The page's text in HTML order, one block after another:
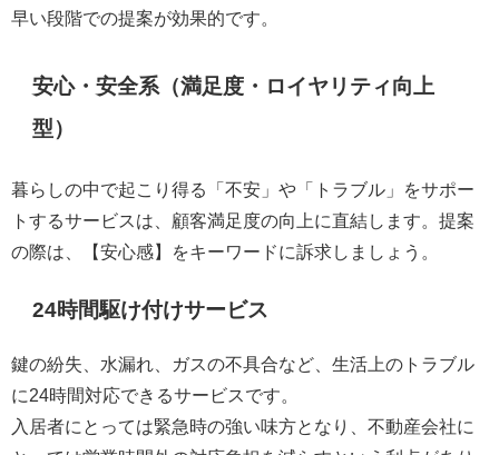
早い段階での提案が効果的です。
安心・安全系（満足度・ロイヤリティ向上
型）
暮らしの中で起こり得る「不安」や「トラブル」をサポー
トするサービスは、顧客満足度の向上に直結します。提案
の際は、【安心感】をキーワードに訴求しましょう。
24時間駆け付けサービス
鍵の紛失、水漏れ、ガスの不具合など、生活上のトラブル
に24時間対応できるサービスです。
入居者にとっては緊急時の強い味方となり、不動産会社に